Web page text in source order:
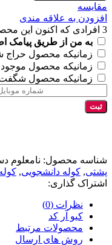
مقايسه
افزودن به علاقه مندی
3 افرادی که اکنون این
به من از طریق پیامک
زمانیکه محصول حراج
زمانیکه محصول
زمانیکه محصول شگفت
ثبت
شناسه محصول: نامعلوم
پشتی, کوله دانشجویی,
اشتراک گذاری:
نظرات (0)
کیو آر کد
محصولات مرتبط
روش های ارسال